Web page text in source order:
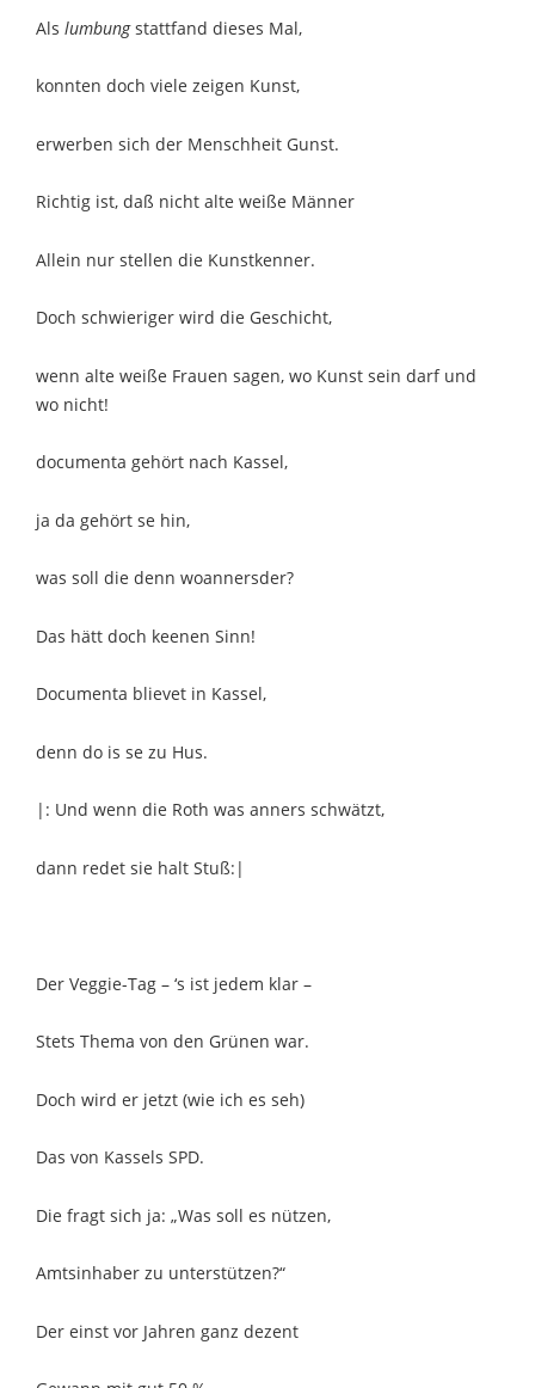
Als lumbungstattfand dieses Mal,
konnten doch viele zeigen Kunst,
erwerben sich der Menschheit Gunst.
Richtig ist, daß nicht alte weiße Männer
Allein nur stellen die Kunstkenner.
Doch schwieriger wird die Geschicht,
wenn alte weiße Frauen sagen, wo Kunst sein darf und
wo nicht!
documenta gehört nach Kassel,
ja da gehört se hin,
was soll die denn woannersder?
Das hätt doch keenen Sinn!
Documenta blievet in Kassel,
denn do is se zu Hus.
|: Und wenn die Roth was anners schwätzt,
dann redet sie halt Stuß:|
Der Veggie-Tag – ‘s ist jedem klar –
Stets Thema von den Grünen war.
Doch wird er jetzt (wie ich es seh)
Das von Kassels SPD.
Die fragt sich ja: „Was soll es nützen,
Amtsinhaber zu unterstützen?“
Der einst vor Jahren ganz dezent